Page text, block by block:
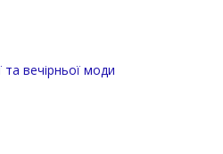
вечірньої моди